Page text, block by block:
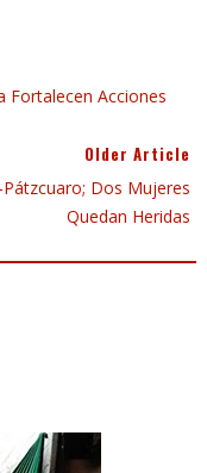
Fortalecen Acciones
Older Article
Dos Mujeres
Quedan Heridas